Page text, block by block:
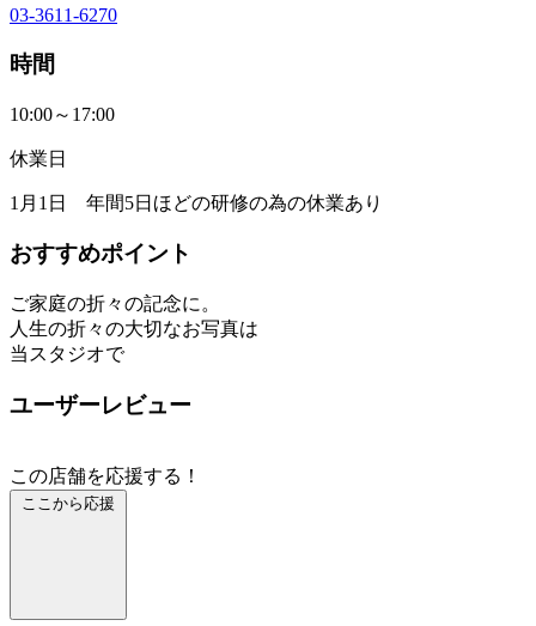
03-3611-6270
時間
10:00～17:00
休業日
1月1日 年間5日ほどの研修の為の休業あり
おすすめポイント
ご家庭の折々の記念に。
人生の折々の大切なお写真は
当スタジオで
ユーザーレビュー
この店舗を応援する！
ここから応援